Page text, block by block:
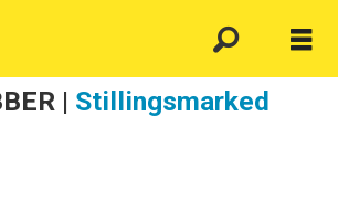
| Stillingsmarked